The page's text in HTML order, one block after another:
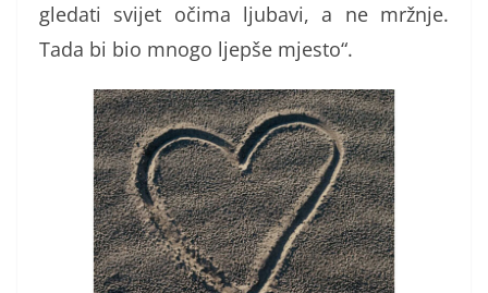
gledati svijet očima ljubavi, a ne mržnje.
Tada bi bio mnogo ljepše mjesto“.